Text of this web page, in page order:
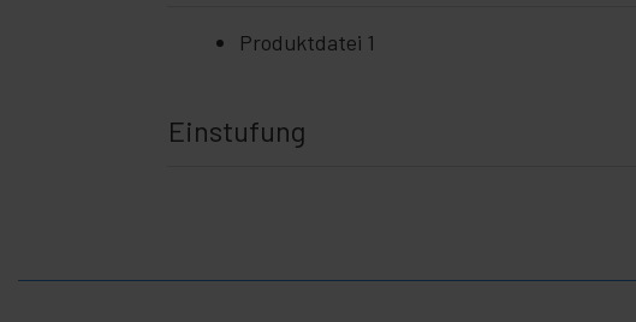
Produktdatei 1
Einstufung